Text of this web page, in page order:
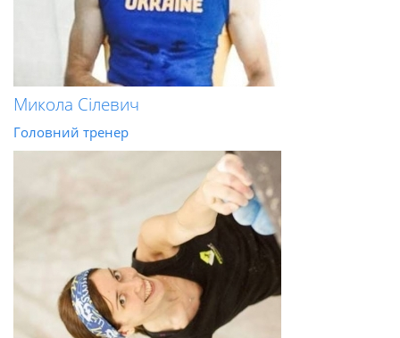
Микола Сілевич
Головний тренер